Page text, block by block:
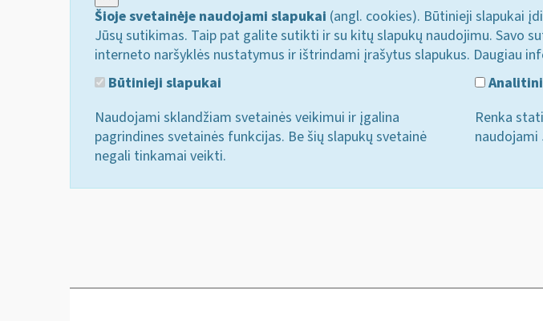
Šioje svetainėje naudojami slapukai (angl. cookies). Būtinieji slapukai
Jūsų sutikimas. Taip pat galite sutikti ir su kitų slapukų naudojimu. Savo
interneto naršyklės nustatymus ir ištrindami įrašytus slapukus. Daugiau
Būtinieji slapukai
Naudojami sklandžiam svetainės veikimui ir įgalina
pagrindines svetainės funkcijas. Be šių slapukų svetainė
negali tinkamai veikti.
Renka
naudojami